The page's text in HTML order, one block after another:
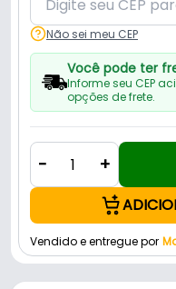
Não sei meu CEP
Você pode ter
Informe seu CEP
opções de frete.
- +
Vendido e entregue por